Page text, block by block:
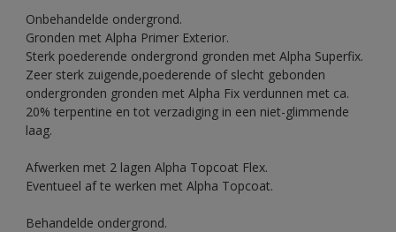
Onbehandelde ondergrond.
Gronden met Alpha Primer Exterior.
Sterk poederende ondergrond gronden met Alpha Superfix.
Zeer sterk zuigende,poederende of slecht gebonden
ondergronden gronden met Alpha Fix verdunnen met ca.
20% terpentine en tot verzadiging in een niet-glimmende
laag.
Afwerken met 2 lagen Alpha Topcoat Flex.
Eventueel af te werken met Alpha Topcoat.
Behandelde ondergrond.